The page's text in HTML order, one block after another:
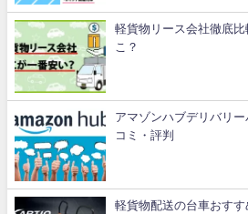
軽貨物リース会社徹底
こ？
アマゾンハブデリバリ
コミ・評判
軽貨物配送の台車おすす